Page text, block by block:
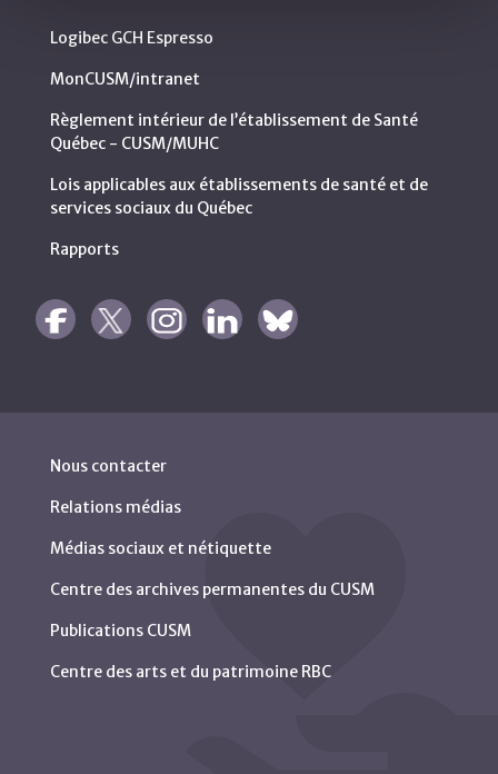
Logibec GCH Espresso
MonCUSM/intranet
Règlement intérieur de l’établissement de Santé
Québec - CUSM/MUHC
Lois applicables aux établissements de santé et de
services sociaux du Québec
Rapports
Nous contacter
Relations médias
Médias sociaux et nétiquette
Centre des archives permanentes du CUSM
Publications CUSM
Centre des arts et du patrimoine RBC